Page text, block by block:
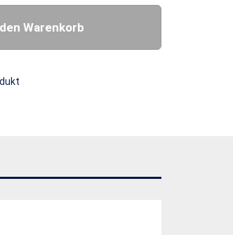
Warenkorb